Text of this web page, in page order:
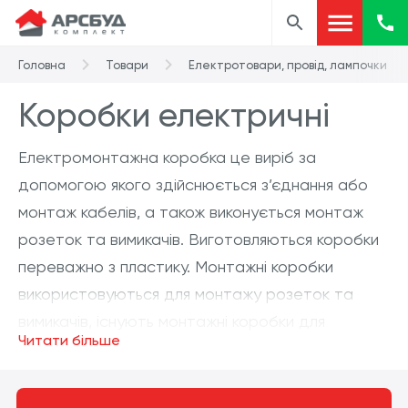
Головна Товари Електротовари, провід, лампочки
Коробки електричні
Електромонтажна коробка це виріб за
допомогою якого здійснюється з’єднання або
монтаж кабелів, а також виконується монтаж
розеток та вимикачів. Виготовляються коробки
переважно з пластику. Монтажні коробки
використовуються для монтажу розеток та
звичайних стін або для стін з гіпсокартону,
Читати більше